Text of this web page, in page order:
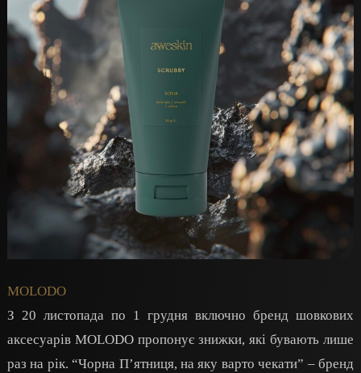
MOLODO
З 20 листопада по 1 грудня включно бренд шовкових
аксесуарів MOLODO пропонує знижки, які бувають лише
раз на рік. “Чорна Пʼятниця, на яку варто чекати” – бренд